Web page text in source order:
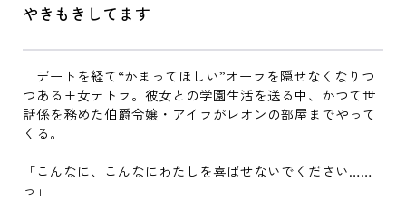
やきもきしてます
デートを経て“かまってほしい”オーラを隠せなくなりつ
つある王女テトラ。彼女との学園生活を送る中、かつて世
話係を務めた伯爵令嬢・アイラがレオンの部屋までやって
くる。
「こんなに、こんなにわたしを喜ばせないでください……
っ」